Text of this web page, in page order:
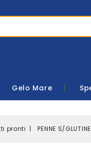
Gelo Mare
pronti PENNE S/